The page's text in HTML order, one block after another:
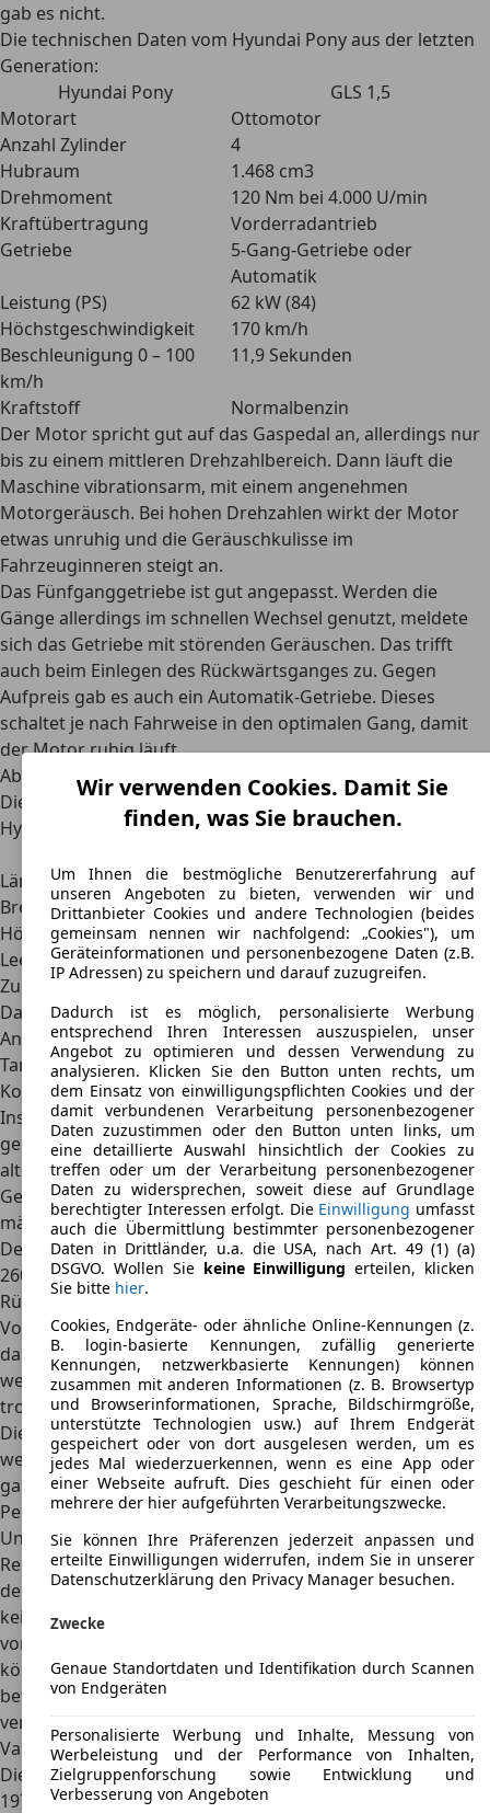
gab es nicht.
Die technischen Daten vom Hyundai Pony aus der letzten
Generation:
Hyundai Pony
GLS 1,5
Motorart
Ottomotor
Anzahl Zylinder
4
Hubraum
1.468 cm3
Drehmoment
120 Nm bei 4.000 U/min
Kraftübertragung
Vorderradantrieb
Getriebe
5-Gang-Getriebe oder
Automatik
Leistung (PS)
62 kW (84)
Höchstgeschwindigkeit
170 km/h
Beschleunigung 0 – 100
km/h
11,9 Sekunden
Kraftstoff
Normalbenzin
Der Motor spricht gut auf das Gaspedal an, allerdings nur
bis zu einem mittleren Drehzahlbereich. Dann läuft die
Maschine vibrationsarm, mit einem angenehmen
Motorgeräusch. Bei hohen Drehzahlen wirkt der Motor
etwas unruhig und die Geräuschkulisse im
Fahrzeuginneren steigt an.
Das Fünfganggetriebe ist gut angepasst. Werden die
Gänge allerdings im schnellen Wechsel genutzt, meldete
sich das Getriebe mit störenden Geräuschen. Das trifft
auch beim Einlegen des Rückwärtsganges zu. Gegen
Aufpreis gab es auch ein Automatik-Getriebe. Dieses
schaltet je nach Fahrweise in den optimalen Gang, damit
der Motor ruhig läuft.
Abmessungen
Die folgende Übersicht zeigt die Abmessungen des
Hyundai Pony GLS 1,5:
Länge
4,10 m
Breite
1,60 m
Höhe
1,36 m
Leergewicht
1.010 kg
Zuladung
440 kg
Dachlast
50 kg
Anhängelast
1.000 kg
Tankinhalt
45 l
Kofferraum-Volumen 260 l bis 480 l
Insgesamt gesehen ist der Hyundai Ponymit einem
geringen Leergewichtausgezeichnet. Das macht es dem
alten Fahrzeug möglich, vergleichsweise hohe
Geschwindigkeiten zu erreichen. Allerdings ist die nur
mäßige Fahrstabilität auch darauf zurückzuführen.
Der normale Kofferraum hat ein Volumen von kompakten
260 Litern, wenn die Rücksitzbank besetzt ist. Werden die
Rücksitzlehnen nach vorne geklappt,
Volumen auf 480 Liter. Die Lehne ist asymmetrisch teilbar,
damit lange und schmale Gepäckstücke transportiert
werden können. In diesem Fall kann auf dem Rücksitz
trotzdem ein Passagier sitzen.
Die
beiden Radkästen lassen im vorderen Kofferraum nur
wenig Platz in der Breite zu. Die Hecktür lässt sich nicht
ganz nach oben öffnen, sodass sich darunter stehende
Personen schnell den Kopf stoßen können.
Unter dem Kofferraumboden befindet sich das
Reserverad. Dieses kann nur entnommen werden, wenn
der Kofferraum leer ist. Im gesamtenhinteren Raum ist
kein zusätzliches Staufach eingebaut
vorgeschriebene Warndreieck und der Verbandskasten
können nirgendwo befestigt werden. In der Hecktür
befindet sich ein Schloss, mit dem der Kofferraum
verriegelt werden kann.
Varianten
Die
erste Generation vom Hyundai Pony wurde zwischen
1975 und 1981 produziert. Die Limousine mit vier Türen
Wir verwenden Cookies. Damit Sie
finden, was Sie brauchen.
Um Ihnen die bestmögliche Benutzererfahrung auf
unseren Angeboten zu bieten, verwenden wir und
Drittanbieter Cookies und andere Technologien (beides
gemeinsam nennen wir nachfolgend: „Cookies"), um
Geräteinformationen und personenbezogene Daten (z.B.
IP Adressen) zu speichern und darauf zuzugreifen.
Dadurch ist es möglich, personalisierte Werbung
entsprechend Ihren Interessen auszuspielen, unser
Angebot zu optimieren und dessen Verwendung zu
analysieren. Klicken Sie den Button unten rechts, um
dem Einsatz von einwilligungspflichten Cookies und der
damit verbundenen Verarbeitung personenbezogener
Daten zuzustimmen oder den Button unten links, um
eine detaillierte Auswahl hinsichtlich der Cookies zu
treffen oder um der Verarbeitung personenbezogener
Daten zu widersprechen, soweit diese auf Grundlage
berechtigter Interessen erfolgt. Die Einwilligung umfasst
auch die Übermittlung bestimmter personenbezogener
Daten in Drittländer, u.a. die USA, nach Art. 49 (1) (a)
DSGVO. Wollen Sie keine Einwilligung erteilen, klicken
Sie bitte hier.
Cookies, Endgeräte- oder ähnliche Online-Kennungen (z.
B. login-basierte Kennungen, zufällig generierte
Kennungen, netzwerkbasierte Kennungen) können
zusammen mit anderen Informationen (z. B. Browsertyp
und Browserinformationen, Sprache, Bildschirmgröße,
unterstützte Technologien usw.) auf Ihrem Endgerät
gespeichert oder von dort ausgelesen werden, um es
jedes Mal wiederzuerkennen, wenn es eine App oder
einer Webseite aufruft. Dies geschieht für einen oder
mehrere der hier aufgeführten Verarbeitungszwecke.
Sie können Ihre Präferenzen jederzeit anpassen und
erteilte Einwilligungen widerrufen, indem Sie in unserer
Datenschutzerklärung den Privacy Manager besuchen.
Zwecke
Genaue Standortdaten und Identifikation durch Scannen
von Endgeräten
Personalisierte Werbung und Inhalte, Messung von
Werbeleistung und der Performance von Inhalten,
Zielgruppenforschung sowie Entwicklung und
Verbesserung von Angeboten